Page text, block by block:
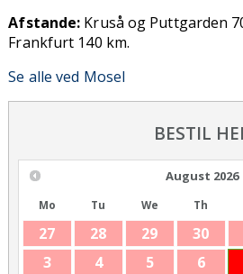
Afstande: Kruså og Puttgarden
Frankfurt 140 km.
Se alle ved Mosel
BESTIL
August 2026
Mo Tu We Th
27 28 29 30
3
4 5 6